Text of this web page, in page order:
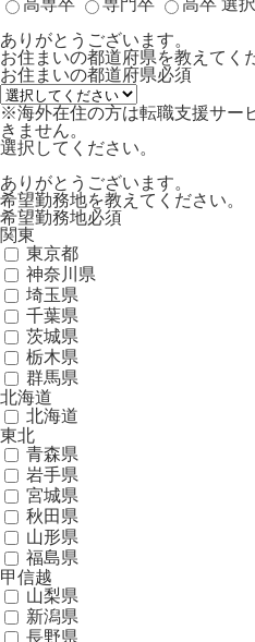
高専卒
専門卒 高卒 選
ありがとうございます。
お住まいの都道府県を教えてく
お住まいの都道府県必須
※海外在住の方は転職支援サー
きません。
選択してください。
ありがとうございます。
希望勤務地を教えてください。
希望勤務地必須
関東
東京都
神奈川県
埼玉県
千葉県
茨城県
栃木県
群馬県
北海道
北海道
東北
青森県
岩手県
宮城県
秋田県
山形県
福島県
甲信越
山梨県
新潟県
長野県